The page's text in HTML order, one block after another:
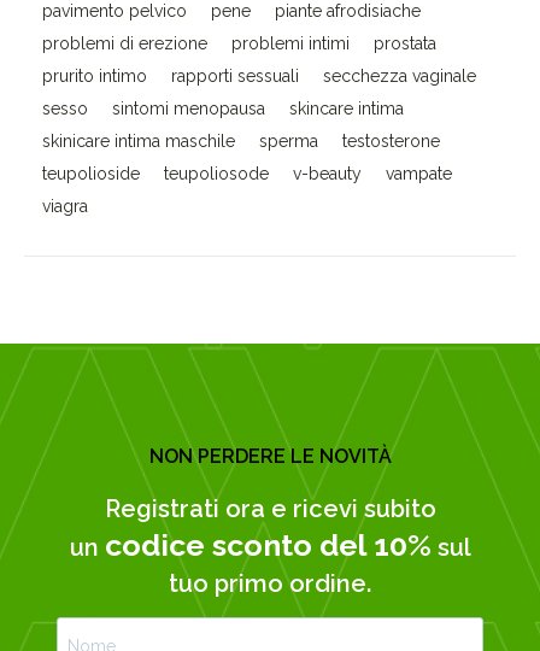
pavimento pelvico
pene
piante afrodisiache
problemi di erezione
problemi intimi
prostata
prurito intimo
rapporti sessuali
secchezza vaginale
sesso
sintomi menopausa
skincare intima
skinicare intima maschile
sperma
testosterone
teupolioside
teupoliosode v-beauty
vampate
viagra
NON PERDERE LE NOVITÀ
Registrati ora e ricevi subito
un codice sconto del 10% sul
tuo primo ordine.